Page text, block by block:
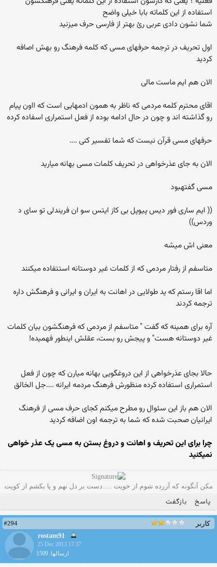
استفاده از این کلماته بابا خیلی واضح
شما نشون دادی عربی رئ بهتر از فارسی حرف میزنید
اول تحریف در ترجمه حرفهای مسی که کلمه فرهنگ رو بهش اصافه
کردید
الان هم ایم ماست مالی
اقای محترم کلمه مردمی که ناظر به همون ادمهایی است که ااون پیام
رو گذاشته اند و چون در حال ادامه بوده از فعل استمراری اسفاده کرده
حرفهای مسی قرآن نیست که شما تفسیر کنی ....
الان به جای عذرخواهی در تحریف کلمات مسی بهانه میارید
مسی گفتهبود
(( ایم ساری فور دیس پیوپل بی کاز ایتس سو ان فریندلی تو سای د
وردس))
معنی اش میشه
متاسفم از رفتار مردمی که از کلمات غیر دوستانه استتفاده میکنند
اما اقا رستم که ید طولایی در اهانت به ایران و ایرانی و فرهنگش داره
ترجمه کردند
آره برای همینه که گفت " متاسفم از مردمی که فرهنگشون بیان کلمات
غیر دوستانه هست" و پیجش رو بست، عقلش اینطور فهمیده!
حالا بجای عذرخواهی از این دروغگویی بهانه میارن که چون از فعل
استمراری استفاده کرده منظورش فرهنگ مردمه ایرانه ....جل الخالق
الان هم باز این سئوال رو مطرح میکنم کجای حرف مسی از فرهنگ
ایرانیان صحبت شده که شما به ترجمه اون اضافه کردید
چرا برای این تحریف و اهانت و دروغ بستن به مسی یک عذر خواهی
نمیکنید
مکن آنگونه که آزرده شوم از خویت .....دست بر دل نهم و پا بکشم از کویت
پاسخ بازگفت
کاربر
#294
rostam91
25 Dec 2013 17:37
ارسالها: 1509